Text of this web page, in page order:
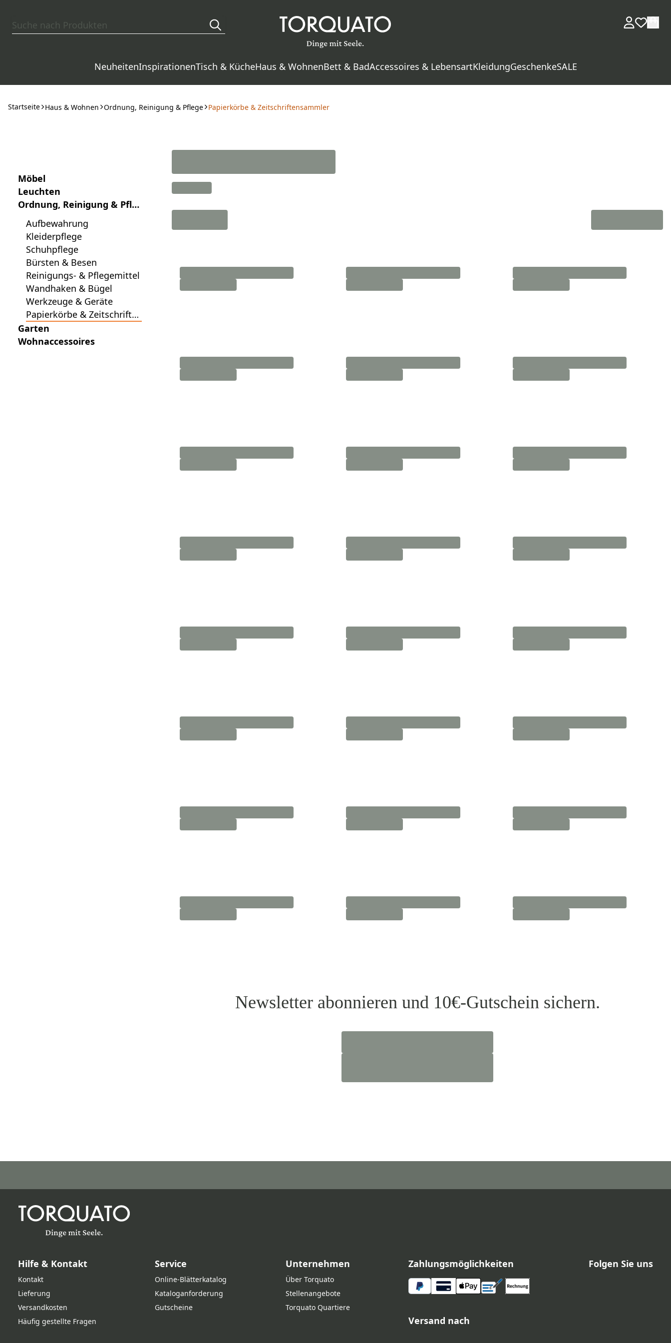
NeuheitenInspirationenTisch & KücheHaus & WohnenBett & BadAccessoires & LebensartKleidungGeschenkeSALE
Startseite Haus & Wohnen Ordnung, Reinigung & Pflege Papierkörbe & Zeitschriftensammler
Möbel
Leuchten
Ordnung, Reinigung & Pfle
geAufbewahrung
Kleiderpflege
Schuhpflege
Bürsten & Besen
Reinigungs- & Pflegemittel
Wandhaken & Bügel
Werkzeuge & Geräte
Papierkörbe & Zeitschrifte
nsammler
Garten
Wohnaccessoires
Newsletter abonnieren und 10€-Gutschein sichern.
Hilfe & Kontakt
Kontakt
Lieferung
Versandkosten
Häufig gestellte Fragen
Service
Online‑Blätterkatalog
Kataloganforderung
Gutscheine
Unternehmen
Über Torquato
Stellenangebote
Torquato Quartiere
Zahlungsmöglichkeiten
Versand nach
Folgen Sie uns